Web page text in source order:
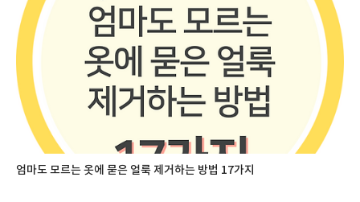
엄마도 모르는 옷에 묻은 얼룩 제거하는 방법 17가지